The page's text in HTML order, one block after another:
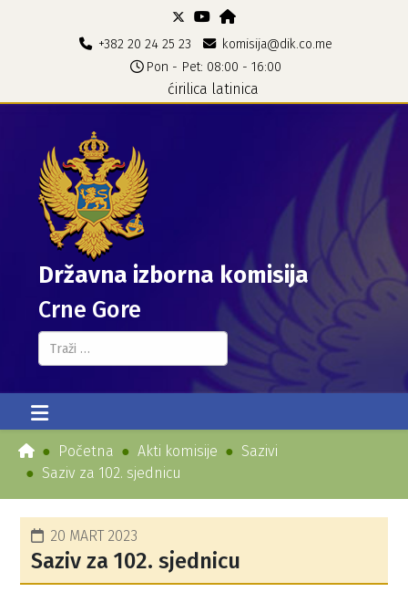
+382 20 24 25 23
komisija@dik.co.me
Pon - Pet: 08:00 - 16:00
ćirilica latinica
Državna izborna komisija
Crne Gore
Pretraga...
Početna Akti komisije
Sazivi
Saziv za 102. sjednicu
20 MART 2023
Saziv za 102. sjednicu